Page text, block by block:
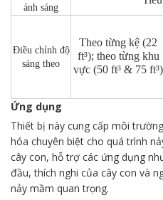
ánh sáng
Điều chỉnh độ
sáng theo
Theo từng kệ (22
ft³); theo từng khu
vực (50 ft³ & 75 ft³)
Ứng dụng
Thiết bị này cung cấp môi
hóa chuyên biệt cho quá trình
cây con, hỗ trợ các ứng dụng
đầu, thích nghi của cây con và
nảy mầm quan trọng.